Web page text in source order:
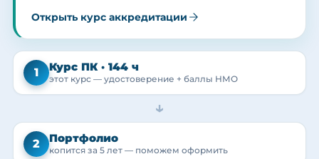
Открыть курс аккредитации
1 Курс ПК · 144 ч
этот курс — удостоверение + баллы НМО
→
2 Портфолио
копится за 5 лет — поможем оформить